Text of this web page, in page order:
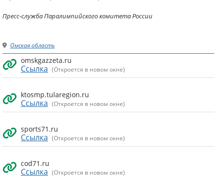
Пресс-служба Паралимпийского комитета России
Омская область
omskgazzeta.ru
Ссылка (Откроется в новом окне)
ktosmp.tularegion.ru
Ссылка (Откроется в новом окне)
sports71.ru
Ссылка (Откроется в новом окне)
cod71.ru
Ссылка (Откроется в новом окне)